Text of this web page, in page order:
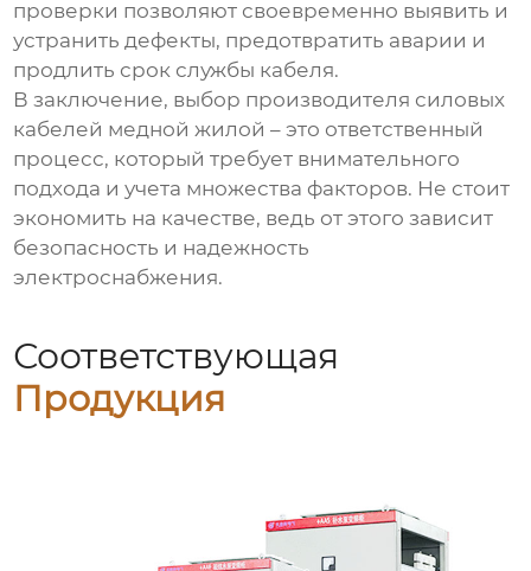
проверки позволяют своевременно выявить и
устранить дефекты, предотвратить аварии и
продлить срок службы кабеля.
В заключение, выбор производителя силовых
кабелей медной жилой – это ответственный
процесс, который требует внимательного
подхода и учета множества факторов. Не стоит
экономить на качестве, ведь от этого зависит
безопасность и надежность
электроснабжения.
Соответствующая
Продукция